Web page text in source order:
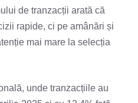
de tranzacții arată că
rapide, ci pe amânări și
mai mare la selecția
unde tranzacțiile au